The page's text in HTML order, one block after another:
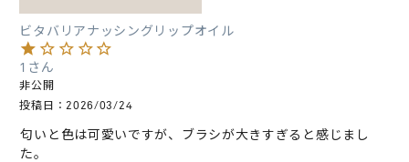
ビタバリアナッシングリップオイル
1
非公開
投稿日
2026/03/24
匂いと色は可愛いですが、ブラシが大きすぎると感じまし
た。